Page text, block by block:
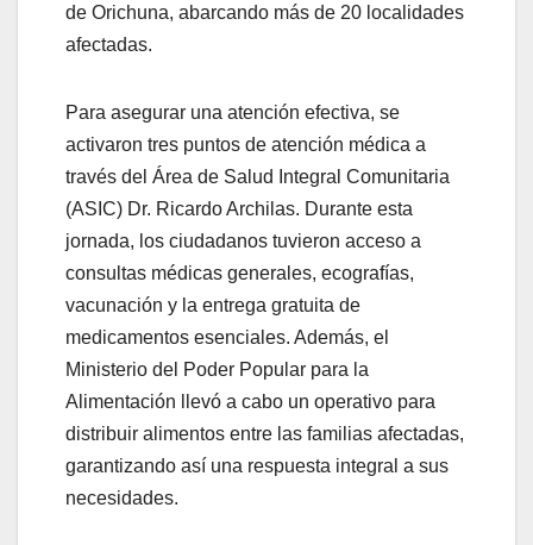
de Orichuna, abarcando más de 20 localidades
afectadas.
Para asegurar una atención efectiva, se
activaron tres puntos de atención médica a
través del Área de Salud Integral Comunitaria
(ASIC) Dr. Ricardo Archilas. Durante esta
jornada, los ciudadanos tuvieron acceso a
consultas médicas generales, ecografías,
vacunación y la entrega gratuita de
medicamentos esenciales. Además, el
Ministerio del Poder Popular para la
Alimentación llevó a cabo un operativo para
distribuir alimentos entre las familias afectadas,
garantizando así una respuesta integral a sus
necesidades.